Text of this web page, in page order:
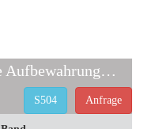
Faltbare, zusammenklappbare Aufbewahrungsbox S504
Anfrage
S504